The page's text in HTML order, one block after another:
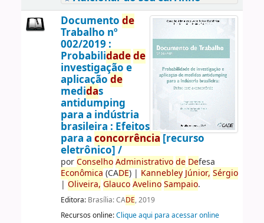
Documento de
Trabalho nº
002/2019 :
Probabilidadede
investigação e
aplicação de
medidas
antidumping
para a indústria
brasileira : Efeitos
para a concorrência [recurso
eletrônico] /
porConselho Administrativo de Defesa
Econômica (CADE)| Kannebley Júnior, Sérgio
| Oliveira, Glauco Avelino Sampaio.
Editora: Brasília: CADE, 2019
Recursos online:Clique aqui para acessar online